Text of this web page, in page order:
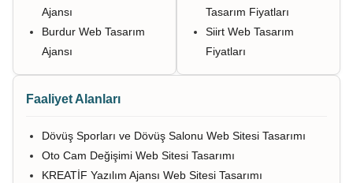
Ajansı
Burdur Web Tasarım
Ajansı
Tasarım Fiyatları
Siirt Web Tasarım
Fiyatları
Faaliyet Alanları
Dövüş Sporları ve Dövüş Salonu Web Sitesi Tasarımı
Oto Cam Değişimi Web Sitesi Tasarımı
KREATİF Yazılım Ajansı Web Sitesi Tasarımı